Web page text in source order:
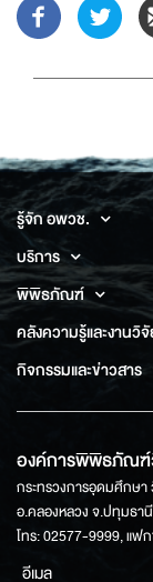
รู้จัก อพวช.
บริการ
พิพิธภัณฑ์
คลังความรู้และงานวิ
กิจกรรมและข่าวสาร
องค์การพิพิธภัณฑ์
กระทรวงการอุดมศึกษ
อ.คลองหลวง จ.ปทุมธา
โทร: 02577-9999, แฟ
อีเมล